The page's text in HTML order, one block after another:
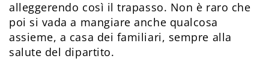
alleggerendo così il trapasso. Non è raro che
poi si vada a mangiare anche qualcosa
assieme, a casa dei familiari, sempre alla
salute del dipartito.